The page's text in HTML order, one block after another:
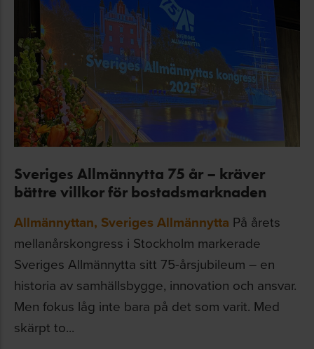
Sveriges Allmännytta 75 år – kräver
bättre villkor för bostadsmarknaden
Allmännyttan, Sveriges Allmännytta På årets
mellanårskongress i Stockholm markerade
Sveriges Allmännytta sitt 75-årsjubileum – en
historia av samhällsbygge, innovation och ansvar.
Men fokus låg inte bara på det som varit. Med
skärpt to...